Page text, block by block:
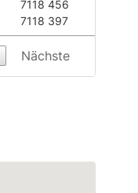
7118 456
7118 397
Nächste